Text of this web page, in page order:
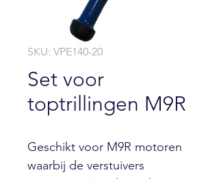
SKU: VPE140-20
Set voor
toptrillingen M9R
Geschikt voor M9R motoren
waarbij de verstuivers